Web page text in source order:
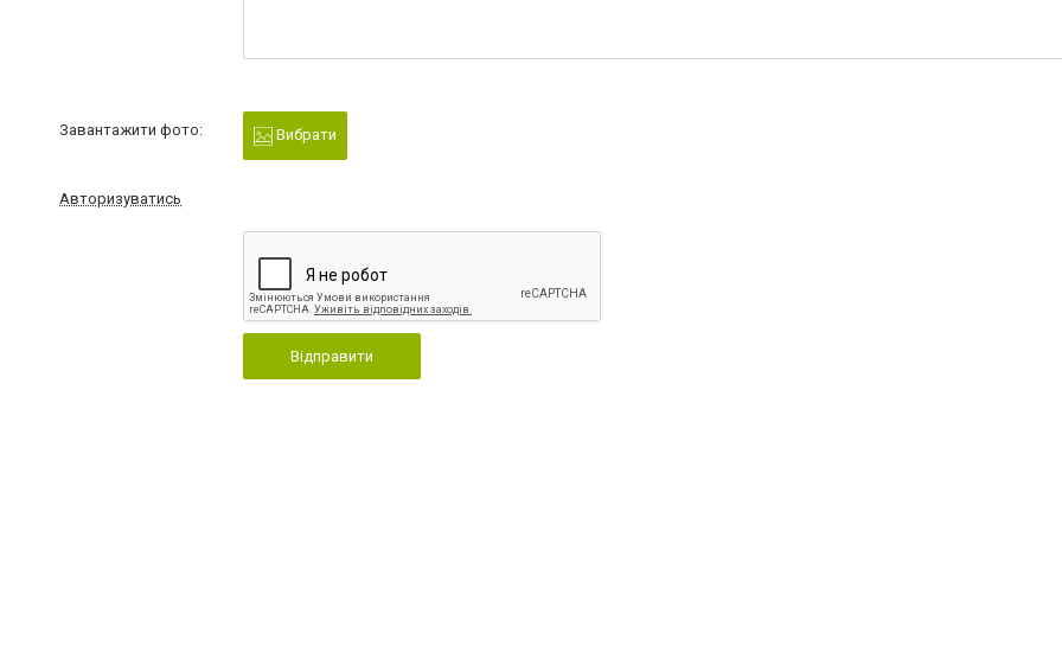
Завантажити фото: Вибрати
Авторизуватись
Відправити